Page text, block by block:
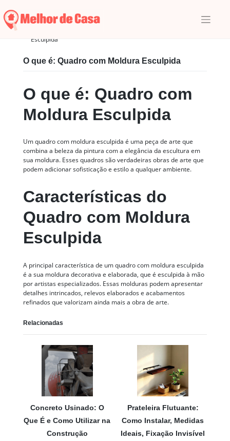
to
content
Esculpida
O que é: Quadro com Moldura Esculpida
O que é: Quadro com
Moldura Esculpida
Um quadro com moldura esculpida é uma peça de arte que
combina a beleza da pintura com a elegância da escultura em
sua moldura. Esses quadros são verdadeiras obras de arte que
podem adicionar sofisticação e estilo a qualquer ambiente.
Características do
Quadro com Moldura
Esculpida
A principal característica de um quadro com moldura esculpida
é a sua moldura decorativa e elaborada, que é esculpida à mão
por artistas especializados. Essas molduras podem apresentar
detalhes intrincados, relevos elaborados e acabamentos
refinados que valorizam ainda mais a obra de arte.
Relacionadas
Concreto Usinado: O
Que É e Como Utilizar na
Construção
Prateleira Flutuante:
Como Instalar, Medidas
Ideais, Fixação Invisível